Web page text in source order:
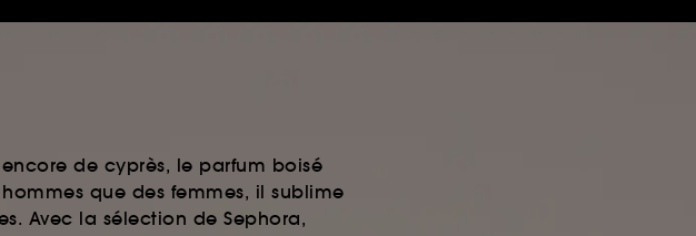
de cyprès, le parfum boisé
que des femmes, il sublime
Avec la sélection de Sephora,